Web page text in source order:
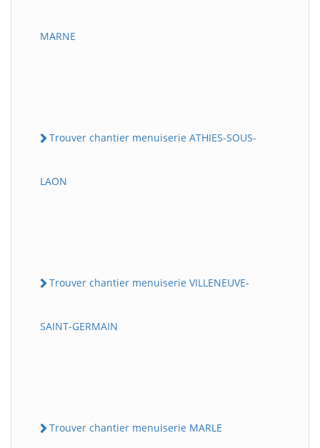
MARNE
Trouver chantier menuiserie ATHIES-SOUS-
LAON
Trouver chantier menuiserie VILLENEUVE-
SAINT-GERMAIN
Trouver chantier menuiserie MARLE